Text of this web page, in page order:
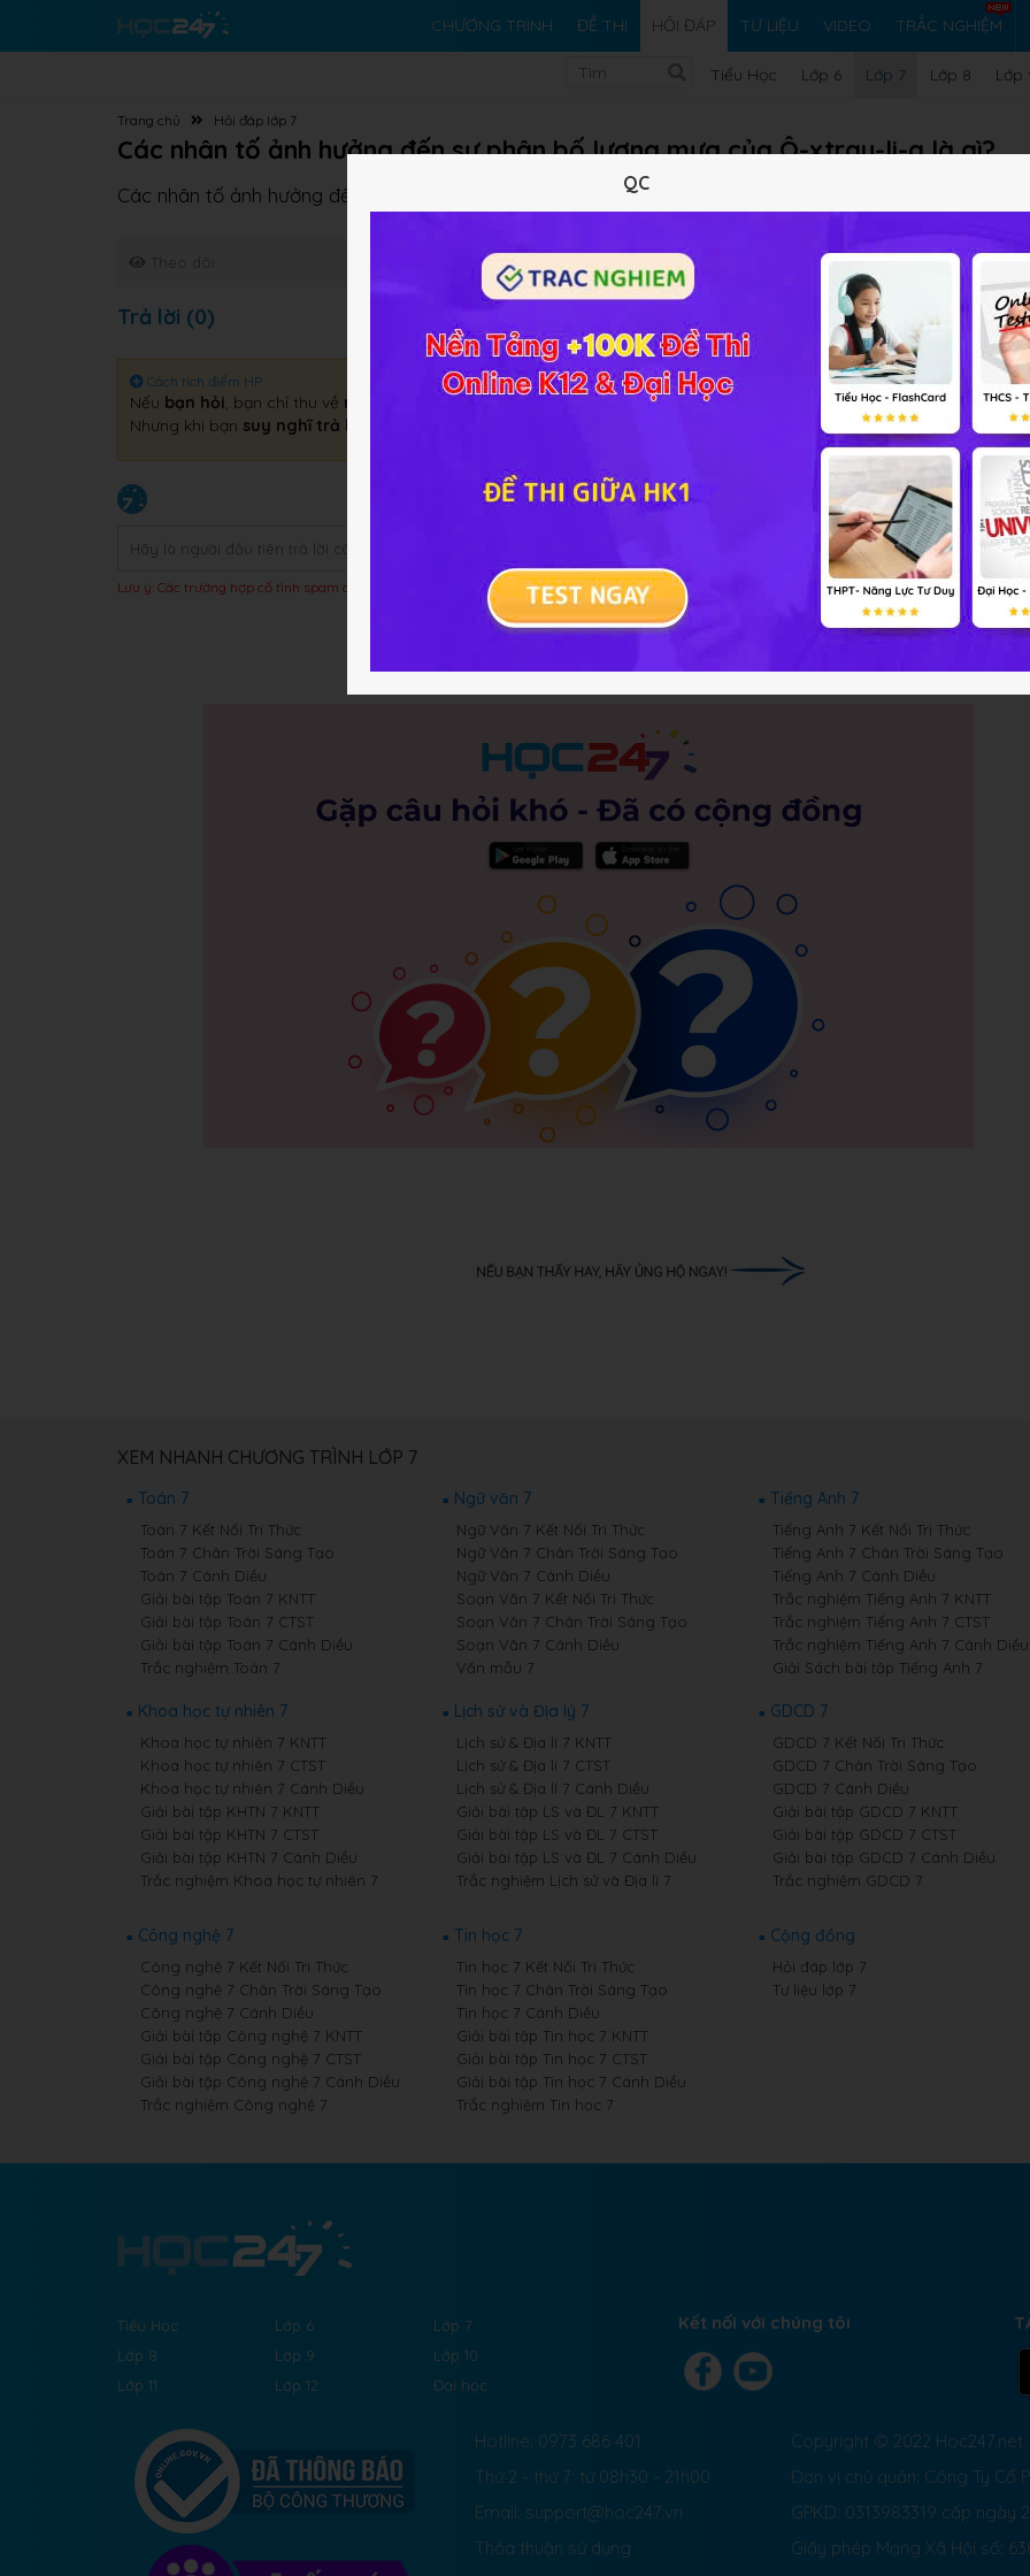
CHƯƠNG TRÌNH ĐỀ THI HỎI ĐÁP TƯ LIỆU VIDEO TRẮC NGHIỆM
Tiểu Học Lớp 6 Lớp 7 Lớp 8 Lớp
Trang chủ Hỏi đáp lớp 7
Các nhân tố ảnh hưởng đến sự phân bố lượng mưa của Ô-xtray-li-a là gì?
Các nhân tố ảnh hưởng đến sự phân bố lượng mưa của Ô-xtray-li-a
Theo dõi
Trả lời (0)
Cách tích điểm HP
Nếu bạn hỏi, bạn chỉ thu về một câu trả lời.
Nhưng khi bạn suy nghĩ trả lời
Lưu ý: Các trường hợp cố tình spam câu trả lời hoặc bị báo xấu trên 5 lần sẽ bị khóa tài khoản
Gửi câu trả lời
XEM NHANH CHƯƠNG TRÌNH LỚP 7
Toán 7
Toán 7 Kết Nối Tri Thức
Toán 7 Chân Trời Sáng Tạo
Toán 7 Cánh Diều
Giải bài tập Toán 7 KNTT
Giải bài tập Toán 7 CTST
Giải bài tập Toán 7 Cánh Diều
Trắc nghiệm Toán 7
Ngữ văn 7
Ngữ Văn 7 Kết Nối Tri Thức
Ngữ Văn 7 Chân Trời Sáng Tạo
Ngữ Văn 7 Cánh Diều
Soạn Văn 7 Kết Nối Tri Thức
Soạn Văn 7 Chân Trời Sáng Tạo
Soạn Văn 7 Cánh Diều
Văn mẫu 7
Tiếng Anh 7
Tiếng Anh 7 Kết Nối Tri Thức
Tiếng Anh 7 Chân Trời Sáng Tạo
Tiếng Anh 7 Cánh Diều
Trắc nghiệm Tiếng Anh 7 KNTT
Trắc nghiệm Tiếng Anh 7 CTST
Trắc nghiệm Tiếng Anh 7 Cánh Diều
Giải Sách bài tập Tiếng Anh 7
Khoa học tự nhiên 7
Khoa học tự nhiên 7 KNTT
Khoa học tự nhiên 7 CTST
Khoa học tự nhiên 7 Cánh Diều
Giải bài tập KHTN 7 KNTT
Giải bài tập KHTN 7 CTST
Giải bài tập KHTN 7 Cánh Diều
Trắc nghiệm Khoa học tự nhiên 7
Lịch sử và Địa lý 7
Lịch sử & Địa lí 7 KNTT
Lịch sử & Địa lí 7 CTST
Lịch sử & Địa lí 7 Cánh Diều
Giải bài tập LS và ĐL 7 KNTT
Giải bài tập LS và ĐL 7 CTST
Giải bài tập LS và ĐL 7 Cánh Diều
Trắc nghiệm Lịch sử và Địa lí 7
GDCD 7
GDCD 7 Kết Nối Tri Thức
GDCD 7 Chân Trời Sáng Tạo
GDCD 7 Cánh Diều
Giải bài tập GDCD 7 KNTT
Giải bài tập GDCD 7 CTST
Giải bài tập GDCD 7 Cánh Diều
Trắc nghiệm GDCD 7
Công nghệ 7
Công nghệ 7 Kết Nối Tri Thức
Công nghệ 7 Chân Trời Sáng Tạo
Công nghệ 7 Cánh Diều
Giải bài tập Công nghệ 7 KNTT
Giải bài tập Công nghệ 7 CTST
Giải bài tập Công nghệ 7 Cánh Diều
Trắc nghiệm Công nghệ 7
Tin học 7
Tin học 7 Kết Nối Tri Thức
Tin học 7 Chân Trời Sáng Tạo
Tin học 7 Cánh Diều
Giải bài tập Tin học 7 KNTT
Giải bài tập Tin học 7 CTST
Giải bài tập Tin học 7 Cánh Diều
Trắc nghiệm Tin học 7
Cộng đồng
Hỏi đáp lớp 7
Tư liệu lớp 7
Tiểu Học Lớp 6
Lớp 7
Lớp 8
Lớp 9
Lớp 10
Lớp 11
Lớp 12 Đại học
Kết nối với chúng tôi
Hotline: 0973 686 401
Thứ 2 - thứ 7: từ 08h30 - 21h00
Email: support@hoc247.vn
Thỏa thuận sử dụng
Copyright © 2022 Hoc247.net
Đơn vị chủ quản: Công Ty Cổ
GPKD: 0313983319 cấp ngày
Giấy phép Mạng Xã Hội số:
QC